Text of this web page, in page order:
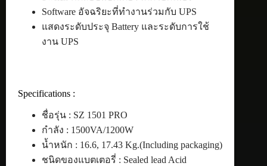
Software อัจฉริยะที่ทำงานร่วมกับ UPS
แสดงระดับประจุ Battery และระดับการใช้
งาน UPS
Specifications :
ชื่อรุ่น : SZ 1501 PRO
กำลัง : 1500VA/1200W
น้ำหนัก : 16.6, 17.43 Kg.(Including packaging)
ชนิดของแบตเตอรี่ : Sealed lead Acid